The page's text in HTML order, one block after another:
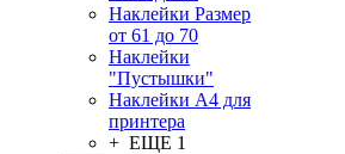
Наклейки Размер
от 61 до 70
Наклейки
"Пустышки"
Наклейки А4 для
принтера
+ ЕЩЕ 1